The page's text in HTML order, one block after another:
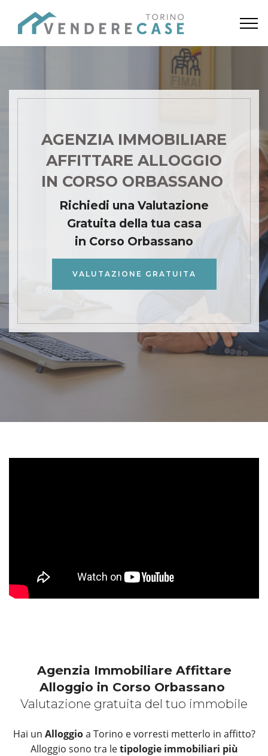
AGENZIA IMMOBILIARE
AFFITTARE ALLOGGIO
IN CORSO ORBASSANO
Richiedi una Valutazione
Gratuita della tua casa
in Corso Orbassano
VALUTAZIONE GRATUITA
Agenzia Immobiliare Affittare
Alloggio in Corso Orbassano
Valutazione gratuita del tuo immobile
Hai un Alloggioa Torino e vorresti metterlo in affitto?
Alloggio sono tra letipologie immobiliari più